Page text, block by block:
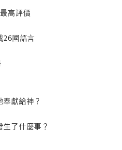
高評價
國語言
獻給神？
了什麼事？